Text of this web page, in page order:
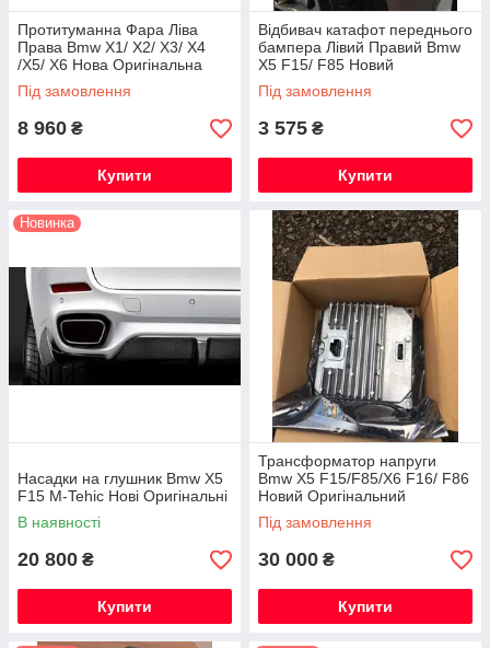
Протитуманна Фара Ліва
Права Bmw X1/ X2/ X3/ X4
/X5/ X6 Нова Оригінальна
Під замовлення
8 960 ₴
Купити
Відбивач катафот переднього
бампера Лівий Правий Bmw
X5 F15/ F85 Новий
Оригінальний
Під замовлення
3 575 ₴
Купити
Новинка
Насадки на глушник Bmw X5
F15 M-Tehic Нові Оригінальні
В наявності
20 800 ₴
Купити
Трансформатор напруги
Bmw X5 F15/F85/X6 F16/ F86
Новий Оригінальний
Під замовлення
30 000 ₴
Купити